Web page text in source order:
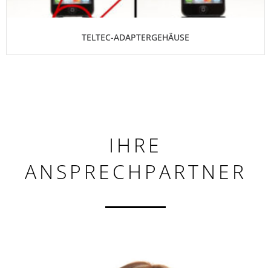
TELTEC-ADAPTERGEHÄUSE
IHRE
ANSPRECHPARTNER